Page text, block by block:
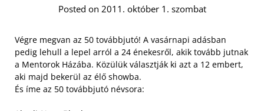
Posted on 2011. október 1. szombat
Végre megvan az 50 továbbjutó! A vasárnapi adásban
pedig lehull a lepel arról a 24 énekesről, akik tovább jutnak
a Mentorok Házába. Közülük választják ki azt a 12 embert,
aki majd bekerül az élő showba.
És íme az 50 továbbjutó névsora: